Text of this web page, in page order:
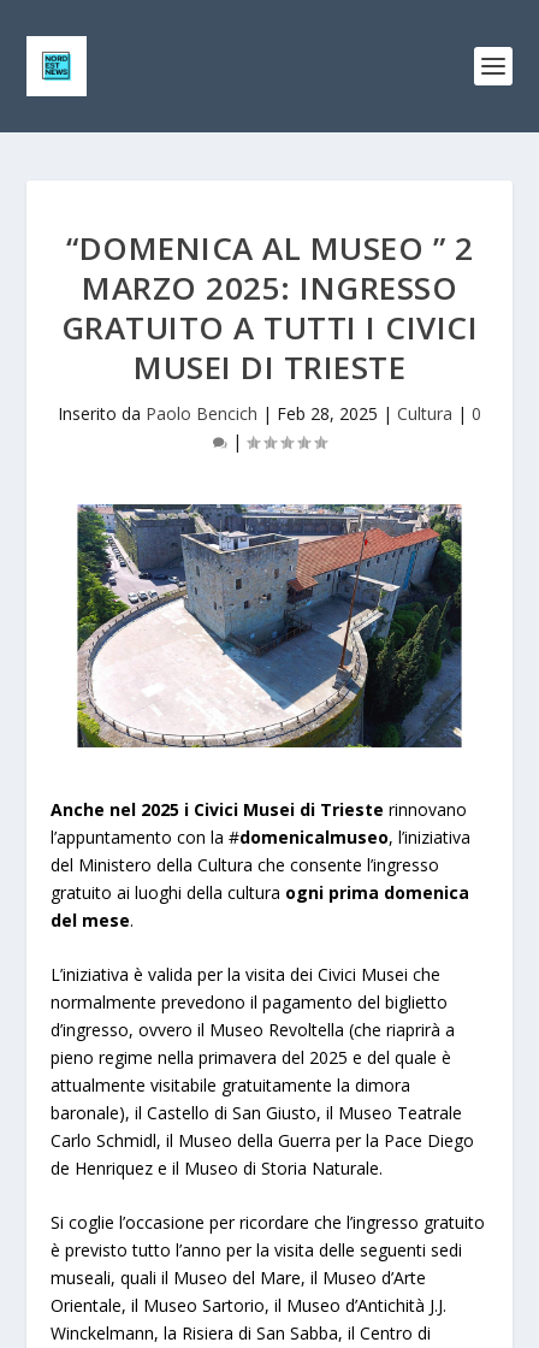
“DOMENICA AL MUSEO ” 2
MARZO 2025: INGRESSO
GRATUITO A TUTTI I CIVICI
MUSEI DI TRIESTE
Inserito da Paolo Bencich | Feb 28, 2025 | Cultura | 0
|
Anche nel 2025 i Civici Musei di Trieste rinnovano
l’appuntamento con la #domenicalmuseo, l’iniziativa
del Ministero della Cultura che consente l’ingresso
gratuito ai luoghi della cultura ogni prima domenica
del mese.
L’iniziativa è valida per la visita dei Civici Musei che
normalmente prevedono il pagamento del biglietto
d’ingresso, ovvero il Museo Revoltella (che riaprirà a
pieno regime nella primavera del 2025 e del quale è
attualmente visitabile gratuitamente la dimora
baronale), il Castello di San Giusto, il Museo Teatrale
Carlo Schmidl, il Museo della Guerra per la Pace Diego
de Henriquez e il Museo di Storia Naturale.
Si coglie l’occasione per ricordare che l’ingresso gratuito
è previsto tutto l’anno per la visita delle seguenti sedi
museali, quali il Museo del Mare, il Museo d’Arte
Orientale, il Museo Sartorio, il Museo d’Antichità J.J.
Winckelmann, la Risiera di San Sabba, il Centro di